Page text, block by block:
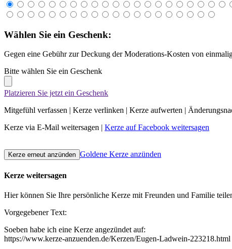
Wählen Sie ein Geschenk:
Gegen eine Gebühr zur Deckung der Moderations-Kosten von
Bitte wählen Sie ein Geschenk
Platzieren Sie jetzt ein Geschenk
Mitgefühl verfassen
Kerze verlinken Kerze aufwerten
Kerze via E-Mail weitersagen
Kerze auf Facebook weitersagen
Goldene Kerze anzünden
Kerze weitersagen
Hier können Sie Ihre persönliche Kerze mit Freunden und Familie
Vorgegebener Text:
Soeben habe ich eine Kerze angezündet auf:
https://www.kerze-anzuenden.de/Kerzen/Eugen-Ladwein-223218.html